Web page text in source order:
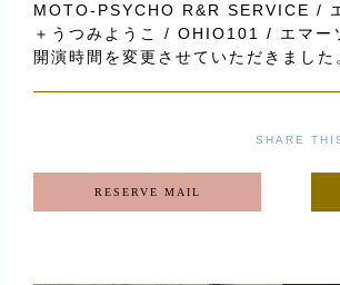
MOTO-PSYCHO R&R SERVICE /
＋うつみようこ / OHIO101 / エマ
開演時間を変更させていただきまし
SHARE
RESERVE MAIL